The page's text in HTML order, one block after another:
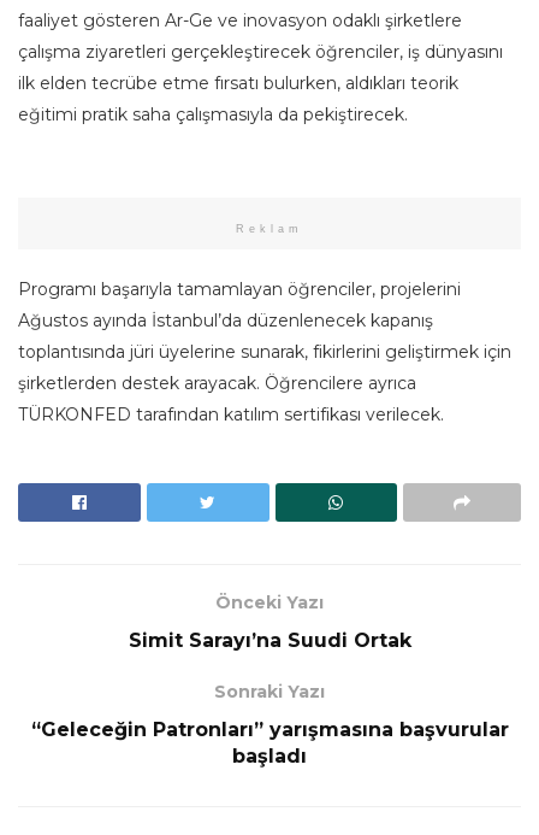
faaliyet gösteren Ar-Ge ve inovasyon odaklı şirketlere
çalışma ziyaretleri gerçekleştirecek öğrenciler, iş dünyasını
ilk elden tecrübe etme fırsatı bulurken, aldıkları teorik
eğitimi pratik saha çalışmasıyla da pekiştirecek.
Reklam
Programı başarıyla tamamlayan öğrenciler, projelerini
Ağustos ayında İstanbul’da düzenlenecek kapanış
toplantısında jüri üyelerine sunarak, fikirlerini geliştirmek için
şirketlerden destek arayacak. Öğrencilere ayrıca
TÜRKONFED tarafından katılım sertifikası verilecek.
Önceki Yazı
Simit Sarayı’na Suudi Ortak
Sonraki Yazı
“Geleceğin Patronları” yarışmasına başvurular
başladı